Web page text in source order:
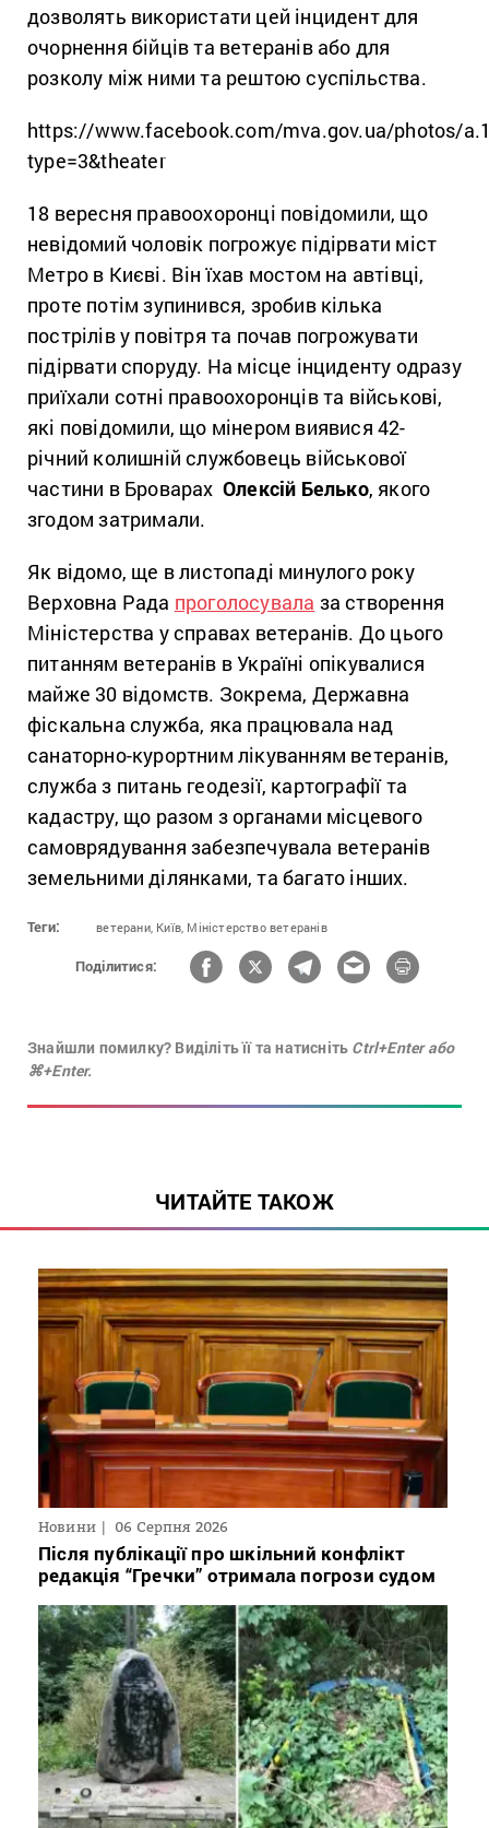
дозволять використати цей інцидент для
очорнення бійців та ветеранів або для
розколу між ними та рештою суспільства.
https://www.facebook.com/mva.gov.ua/photos/
type=3&theater
18 вересня правоохоронці повідомили, що
невідомий чоловік погрожує підірвати міст
Метро в Києві. Він їхав мостом на автівці,
проте потім зупинився, зробив кілька
пострілів у повітря та почав погрожувати
підірвати споруду. На місце інциденту одразу
приїхали сотні правоохоронців та військові,
які повідомили, що мінером виявися 42-
річний колишній службовець військової
частини в Броварах Олексій Белько, якого
згодом затримали.
Як відомо, ще в листопаді минулого року
Верховна Рада проголосувала за створення
Міністерства у справах ветеранів. До цього
питанням ветеранів в Україні опікувалися
майже 30 відомств. Зокрема, Державна
фіскальна служба, яка працювала над
санаторно-курортним лікуванням ветеранів,
служба з питань геодезії, картографії та
кадастру, що разом з органами місцевого
самоврядування забезпечувала ветеранів
земельними ділянками, та багато інших.
Теги: ветерани, Київ, Міністерство ветеранів
Поділитися:
Знайшли помилку? Виділіть її та натисніть Ctrl+Enter або
⌘+Enter.
ЧИТАЙТЕ ТАКОЖ
Новини 06 Серпня 2026
Після публікації про шкільний конфлікт
редакція “Гречки” отримала погрози судом